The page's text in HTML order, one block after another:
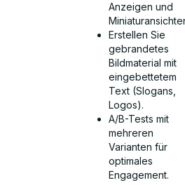
Anzeigen und
Erstellen Sie
gebrandetes
Bildmaterial mit
eingebettetem
Text (Slogans,
Logos).
A/B-Tests mit
mehreren
Varianten für
optimales
Engagement.